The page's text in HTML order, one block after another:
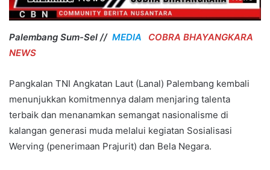
Palembang Sum-Sel // MEDIA
COBRA BHAYANGKARA
NEWS
Pangkalan TNI Angkatan Laut (Lanal) Palembang kembali
menunjukkan komitmennya dalam menjaring talenta
terbaik dan menanamkan semangat nasionalisme di
kalangan generasi muda melalui kegiatan Sosialisasi
Werving (penerimaan Prajurit) dan Bela Negara.